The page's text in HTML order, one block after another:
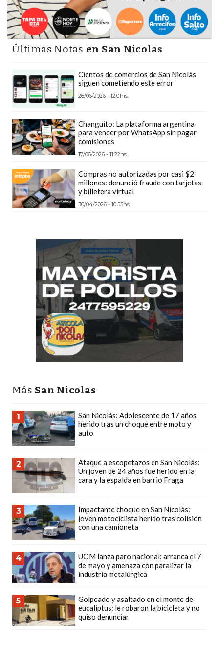
GRATIS
SUPLEMENTOS
DEPORTIVOS
EN
COMPRAR
PROTEÍNA,
Y
PRE
ENTRENO
ASESORAMIENTO
PROFESIONAL
QUÉ
CÓMO
FUNCIONA:
TIENDAS
ONLINE
PEDIDOS
WHATSAPP
GRATIS
ARGENTINA:
CHANGUITO.COM.AR
VS
OTRAS
PLATAFORMAS
POR
WHATSAPP
CÓMO
PEDIDOS
DE
POR
WHATSAPP:
LA
Últimas Notas en San Nicolas
Cientos de comercios de San Nicolás
siguen cometiendo este error
26/06/2026 - 12:01hs.
Changuito: La plataforma argentina
para vender por WhatsApp sin pagar
comisiones
17/06/2026 - 11:22hs.
Compras no autorizadas por casi $2
millones: denunció fraude con tarjetas
y billetera virtual
30/04/2026 - 10:55hs.
Más San Nicolas
1
San Nicolás: Adolescente de 17 años
herido tras un choque entre moto y
auto
2
Ataque a escopetazos en San Nicolás:
Un joven de 24 años fue herido en la
cara y la espalda en barrio Fraga
3
Impactante choque en San Nicolás:
joven motociclista herido tras colisión
con una camioneta
4
UOM lanza paro nacional: arranca el 7
de mayo y amenaza con paralizar la
industria metalúrgica
5
Golpeado y asaltado en el monte de
eucaliptus: le robaron la bicicleta y no
quiso denunciar